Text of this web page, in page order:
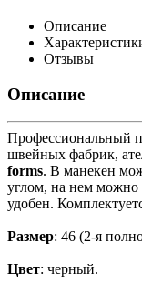
Описание
Отзывы
Описание
Профессиональный
швейных фабрик,
forms. В манекен
углом, на нем можно
удобен.
Размер: 46 (2-я
Цвет: черный.